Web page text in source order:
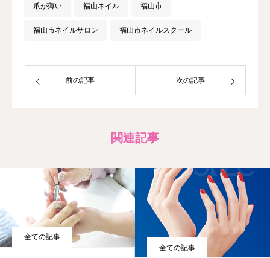
爪が薄い 福山ネイル 福山市
福山市ネイルサロン 福山市ネイルスクール
前の記事 次の記事
関連記事
全ての記事
全ての記事